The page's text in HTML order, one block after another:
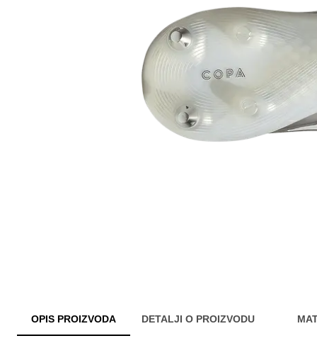
OPIS PROIZVODA DETALJI O PROIZVODU